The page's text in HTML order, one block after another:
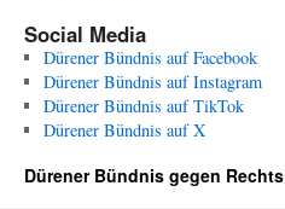
Social Media
Dürener Bündnis auf Facebook
Dürener Bündnis auf Instagram
Dürener Bündnis auf TikTok
Dürener Bündnis auf X
Dürener Bündnis gegen Rechts